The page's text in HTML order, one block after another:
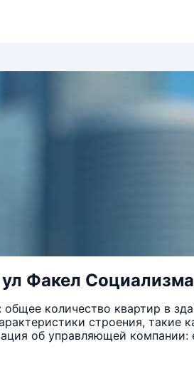
Факел
количество квартир в
строения, такие
об управляющей компании: